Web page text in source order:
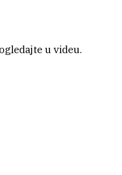
u videu.